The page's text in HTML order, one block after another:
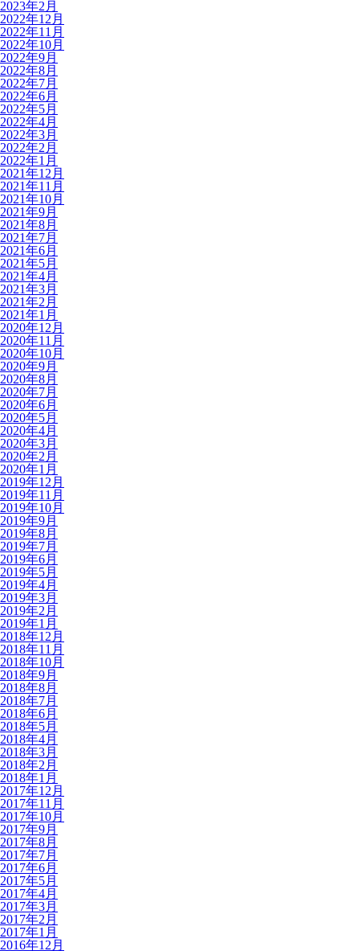
2023年2月
2022年12月
2022年11月
2022年10月
2022年9月
2022年8月
2022年7月
2022年6月
2022年5月
2022年4月
2022年3月
2022年2月
2022年1月
2021年12月
2021年11月
2021年10月
2021年9月
2021年8月
2021年7月
2021年6月
2021年5月
2021年4月
2021年3月
2021年2月
2021年1月
2020年12月
2020年11月
2020年10月
2020年9月
2020年8月
2020年7月
2020年6月
2020年5月
2020年4月
2020年3月
2020年2月
2020年1月
2019年12月
2019年11月
2019年10月
2019年9月
2019年8月
2019年7月
2019年6月
2019年5月
2019年4月
2019年3月
2019年2月
2019年1月
2018年12月
2018年11月
2018年10月
2018年9月
2018年8月
2018年7月
2018年6月
2018年5月
2018年4月
2018年3月
2018年2月
2018年1月
2017年12月
2017年11月
2017年10月
2017年9月
2017年8月
2017年7月
2017年6月
2017年5月
2017年4月
2017年3月
2017年2月
2017年1月
2016年12月